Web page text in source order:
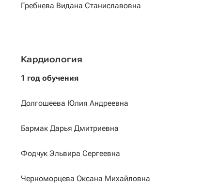
Гребнева Видана Станиславовна
Кардиология
1 год обучения
Долгошеева Юлия Андреевна
Бармак Дарья Дмитриевна
Фодчук Эльвира Сергеевна
Черноморцева Оксана Михайловна